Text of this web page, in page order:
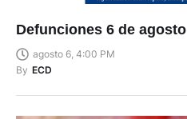
Defunciones 6 de agosto
agosto 6, 4:00 PM
By ECD